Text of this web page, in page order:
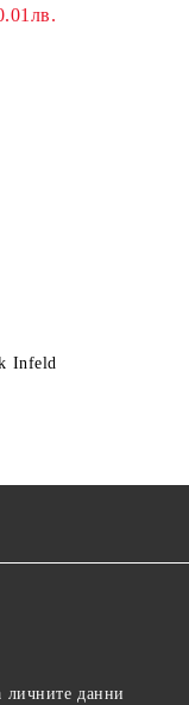
Infeld
личните данни